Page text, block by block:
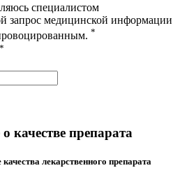
специалистом
запрос медицинской информации
*
*
качестве препарата
лекарственного препарата